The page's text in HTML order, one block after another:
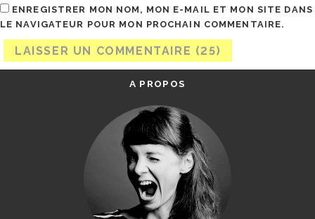
ENREGISTRER MON NOM, MON E-MAIL ET MON SITE DANS
LE NAVIGATEUR POUR MON PROCHAIN COMMENTAIRE.
A PROPOS